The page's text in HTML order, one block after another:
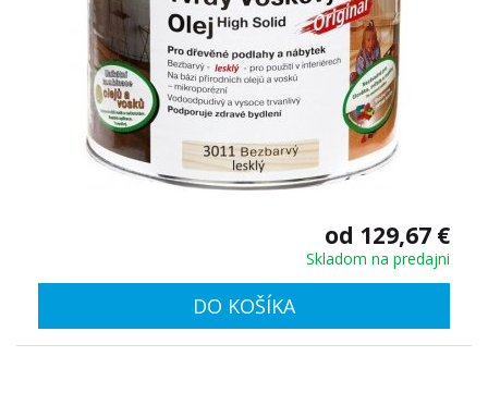
od 129,67 €
Skladom na predajni
DO KOŠÍKA